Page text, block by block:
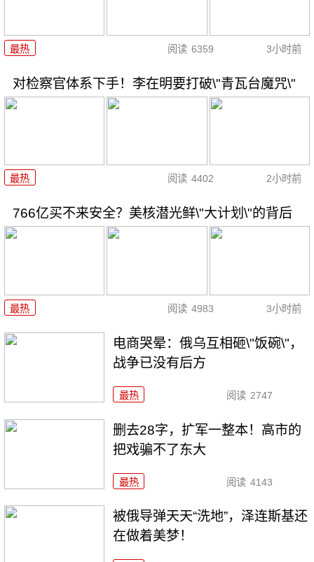
最热 阅读 6359 3小时前
对检察官体系下手！李在明要打破\"青瓦台魔咒\"
最热 阅读 4402 2小时前
766亿买不来安全？美核潜光鲜\"大计划\"的背后
最热 阅读 4983 3小时前
电商哭晕：俄乌互相砸\"饭碗\"，
战争已没有后方
最热 阅读 2747
删去28字，扩军一整本！高市的
把戏骗不了东大
最热 阅读 4143
被俄导弹天天“洗地”，泽连斯基还
在做着美梦！